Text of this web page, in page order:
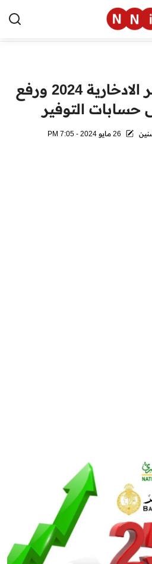
شهادات بنك مصر الادخارية 2024 ورفع
حسابات التوفير
26 مايو 2024 - 7:05 PM